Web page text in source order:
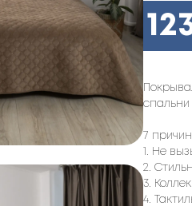
7
1. Не
2.
3.
4.